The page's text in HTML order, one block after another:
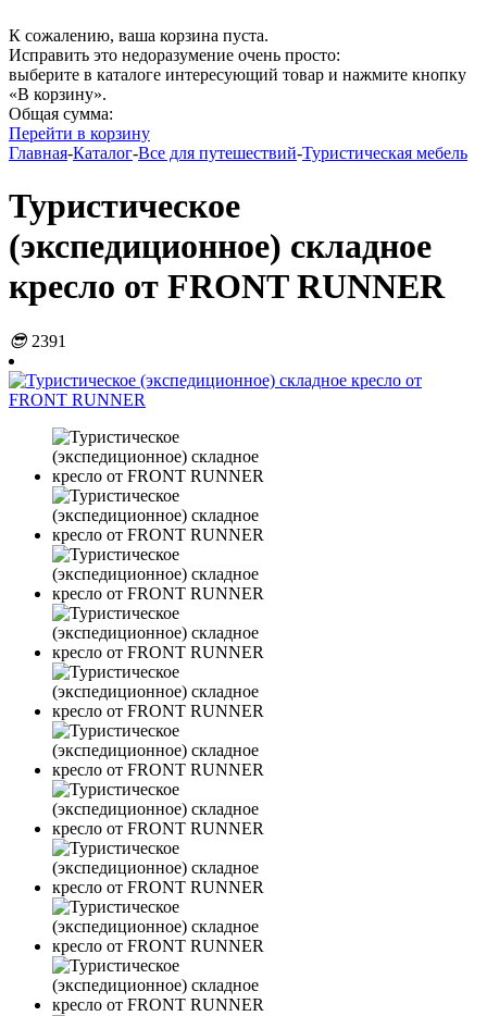
К сожалению, ваша корзина пуста.
Исправить это недоразумение очень просто:
выберите в каталоге интересующий товар и нажмите кнопку
«В корзину».
Общая сумма:
Перейти в корзину
Главная-Каталог-Все для путешествий-Туристическая мебель
Туристическое
(экспедиционное) складное
кресло от FRONT RUNNER
😎 2391